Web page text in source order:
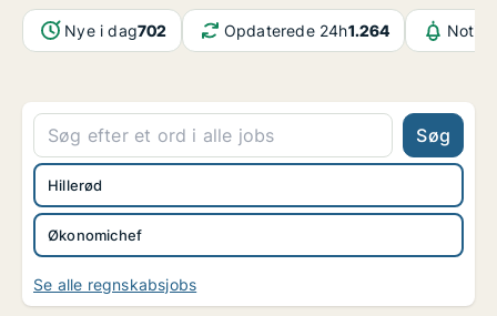
Nye i dag702 Opdaterede 24h1.264
Søg
Økonomichef
Hillerød
Se alle regnskabsjobs